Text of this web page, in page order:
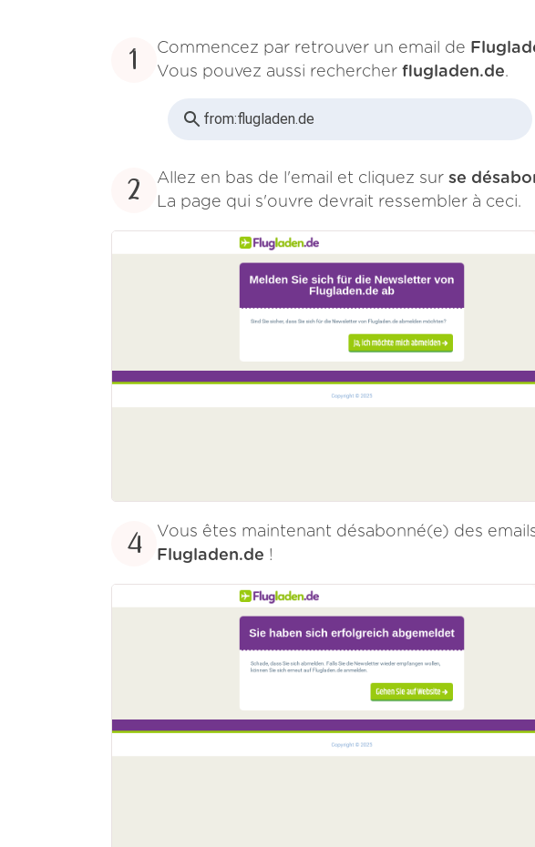
1 Commencez par retrouver un email de
Vous pouvez aussi rechercher flugladen.de.
from:flugladen.de
2 Allez en bas de l'email et cliquez sur se
La page qui s'ouvre devrait ressembler à ceci.
4
Vous êtes maintenant désabonné(e) des
Flugladen.de !